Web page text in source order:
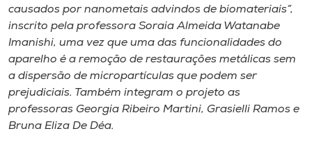
Museu
Unoesc
Store
Selecione
causados por nanometais advindos de biomateriais”,
inscrito pela professora Soraia Almeida Watanabe
Imanishi, uma vez que uma das funcionalidades do
aparelho é a remoção de restaurações metálicas sem
a dispersão de micropartículas que podem ser
prejudiciais. Também integram o projeto as
professoras Georgia Ribeiro Martini, Grasielli Ramos e
Bruna Eliza De Déa.